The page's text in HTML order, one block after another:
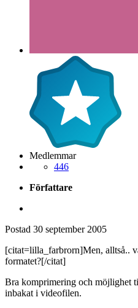
Medlemmar
446
Författare
Postad 30 september 2005
[citat=lilla_farbrorn]Men, alltså..
formatet?[/citat]
Bra komprimering och möjlighet
inbakat i videofilen.